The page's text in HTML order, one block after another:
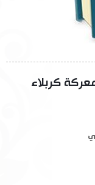
كربلاء